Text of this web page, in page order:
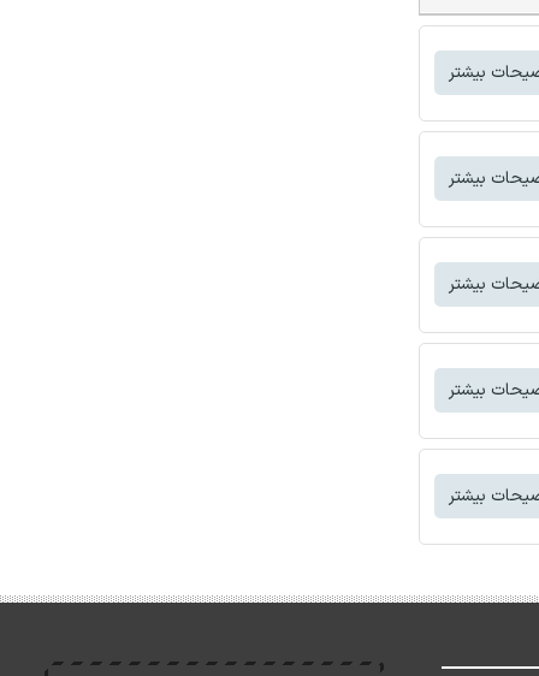
بیشتر
بیشتر
بیشتر
بیشتر
بیشتر